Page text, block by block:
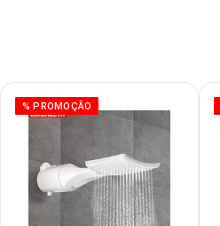
% PROMOÇÃO